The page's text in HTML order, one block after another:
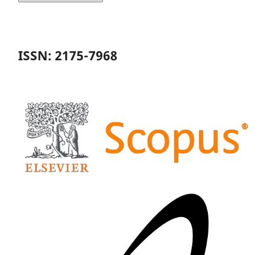
ISSN: 2175-7968